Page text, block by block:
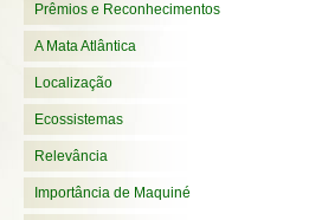
Prêmios e Reconhecimentos
A Mata Atlântica
Localização
Ecossistemas
Relevância
Importância de Maquiné